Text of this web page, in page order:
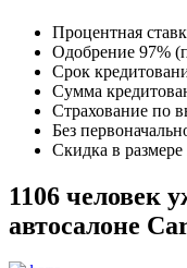
Процентная
Одобрение 97%
Срок
Сумма
Страхование по
Без
Скидка в
1106 человек
автосалоне